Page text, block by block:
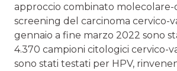
approccio combinato molecolare-
screening del carcinoma cervico-
gennaio a fine marzo 2022 sono
4.370 campioni citologici cervico-
sono stati testati per HPV,